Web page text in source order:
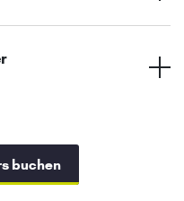
buchen